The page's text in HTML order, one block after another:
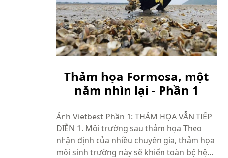
Thảm họa Formosa, một
năm nhìn lại - Phần 1
Ảnh Vietbest Phần 1: THẢM HỌA VẪN TIẾP
DIỄN 1. Môi trường sau thảm họa Theo
nhận định của nhiều chuyên gia, thảm họa
môi sinh trường này sẽ khiến toàn bộ hệ